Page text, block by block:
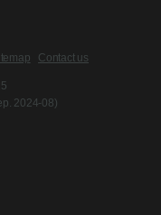
Contact us
2024-08)